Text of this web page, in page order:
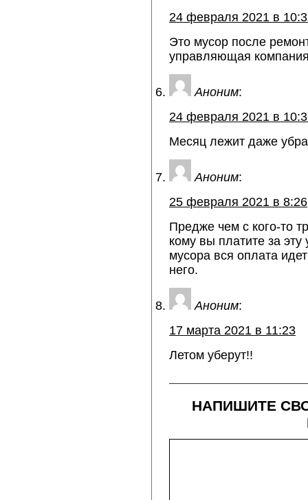
24 февраля 2021 в
Это мусор после
управляющая
Аноним:
24 февраля 2021 в
Месяц лежит даже
Аноним:
25 февраля 2021 в 8:26
Предже чем с кого-то
кому вы платите за
мусора вся оплата
него.
Аноним:
17 марта 2021 в 11:23
Летом уберут!!
НАПИШИТЕ